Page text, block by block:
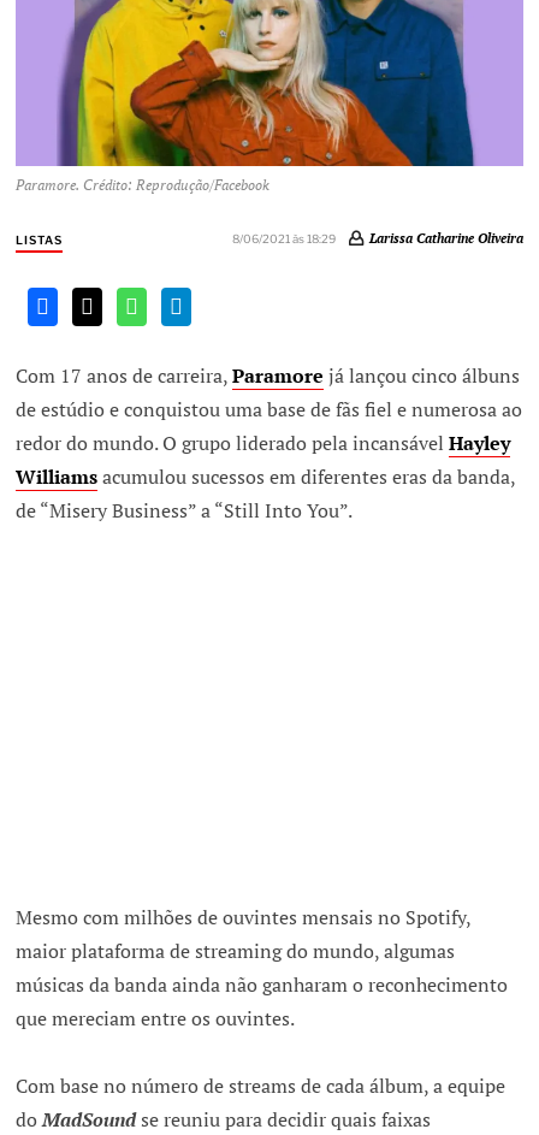
Paramore. Crédito: Reprodução/Facebook
LISTAS 8/06/2021 às 18:29 Larissa Catharine Oliveira
Com 17 anos de carreira,Paramore já lançou cinco álbuns
de estúdio e conquistou uma base de fãs fiel e numerosa ao
redor do mundo. O grupo liderado pela incansávelHayley
Williamsacumulou sucessos em diferentes eras da banda,
de “Misery Business” a “Still Into You”.
Mesmo com milhões de ouvintes mensais no Spotify,
maior plataforma de streaming do mundo, algumas
músicas da banda ainda não ganharam o reconhecimento
que mereciam entre os ouvintes.
Com base no número de streams de cada álbum, a equipe
doMadSoundse reuniu para decidir quais faixas